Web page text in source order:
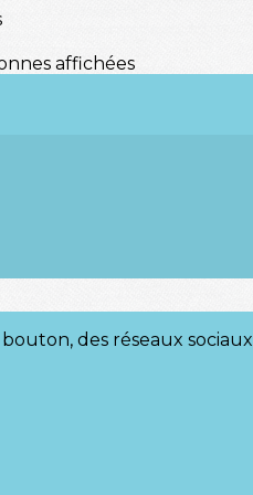
affichées
des réseaux sociaux